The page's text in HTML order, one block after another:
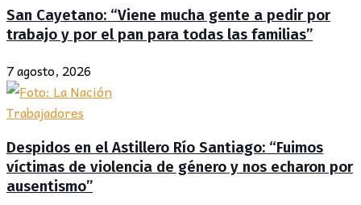
San Cayetano: “Viene mucha gente a pedir por
trabajo y por el pan para todas las familias”
7 agosto, 2026
Trabajadores
Despidos en el Astillero Río Santiago: “Fuimos
víctimas de violencia de género y nos echaron por
ausentismo”